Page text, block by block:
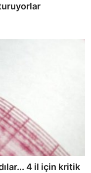
4 il için kritik